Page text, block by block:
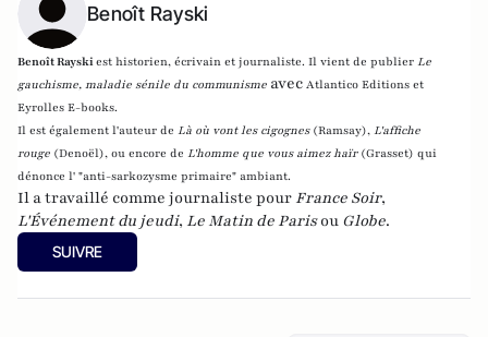
Benoît Rayski
Benoît Rayskiest historien, écrivain et journaliste. Il vient de publier Le
gauchisme, maladie sénile du communisme avec Atlantico Editions et
Eyrolles E-books.
Il est également l'auteur de Là où vont les cigognes (Ramsay), L'affiche
rouge (Denoël), ou encore de L'homme que vous aimez haïr (Grasset) qui
dénonce l' "anti-sarkozysme primaire" ambiant.
Il a travaillé comme journaliste pour France Soir,
L'Événement du jeudi, Le Matin de Parisou Globe.
SUIVRE